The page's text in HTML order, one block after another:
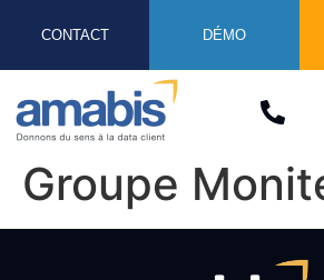
CONTACT DÉMO
Groupe